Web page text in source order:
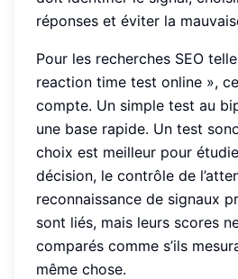
réponses et éviter la
Pour les recherches SEO
reaction time test online »,
compte. Un simple test au
une base rapide. Un test
choix est meilleur pour
décision, le contrôle de
reconnaissance de signaux
sont liés, mais leurs scores
comparés comme s’ils
même chose.